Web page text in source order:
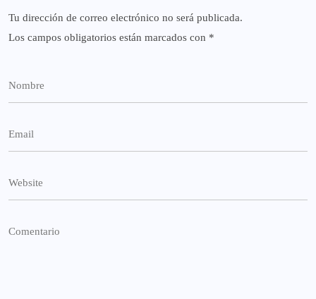
Tu dirección de correo electrónico no será publicada.
Los campos obligatorios están marcados con *